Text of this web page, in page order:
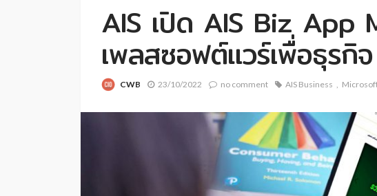
AIS เปิด AIS Biz App
เพลสซอฟต์แวร์เพื่อธุรกิจ
CWB 23/10/2022 no comment AIS Business